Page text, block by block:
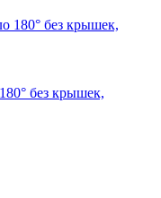
без крышек,